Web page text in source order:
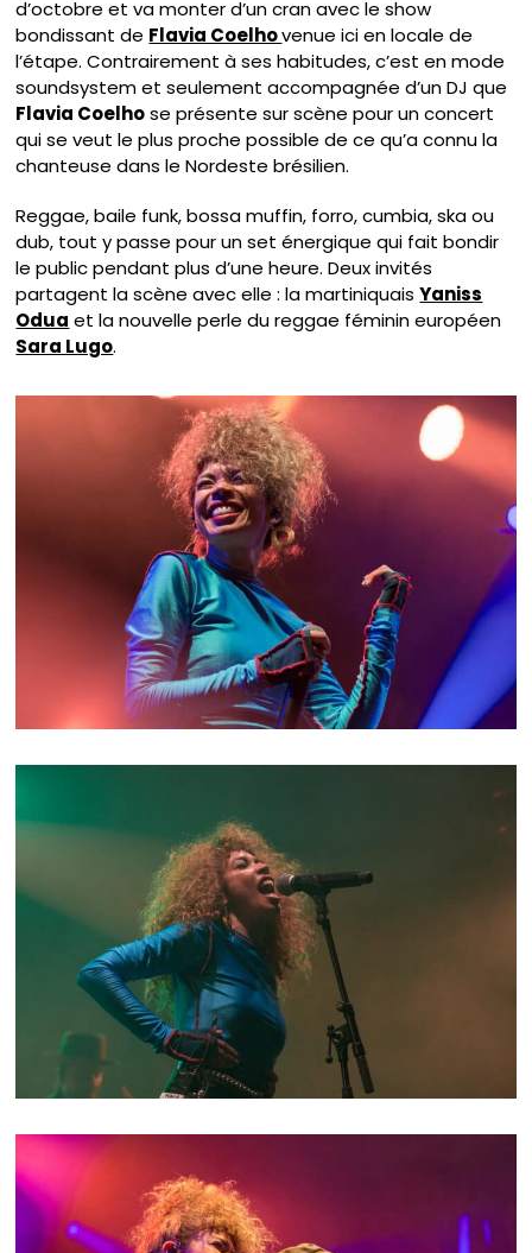
d’octobre et va monter d’un cran avec le show
bondissant de Flavia Coelhovenue ici en locale de
l’étape. Contrairement à ses habitudes, c’est en mode
soundsystem et seulement accompagnée d’un DJ que
Flavia Coelhose présente sur scène pour un concert
qui se veut le plus proche possible de ce qu’a connu la
chanteuse dans le Nordeste brésilien.
Reggae, baile funk, bossa muffin, forro, cumbia, ska ou
dub, tout y passe pour un set énergique qui fait bondir
le public pendant plus d’une heure. Deux invités
partagent la scène avec elle : la martiniquaisYaniss
Odua et la nouvelle perle du reggae féminin européen
Sara Lugo.